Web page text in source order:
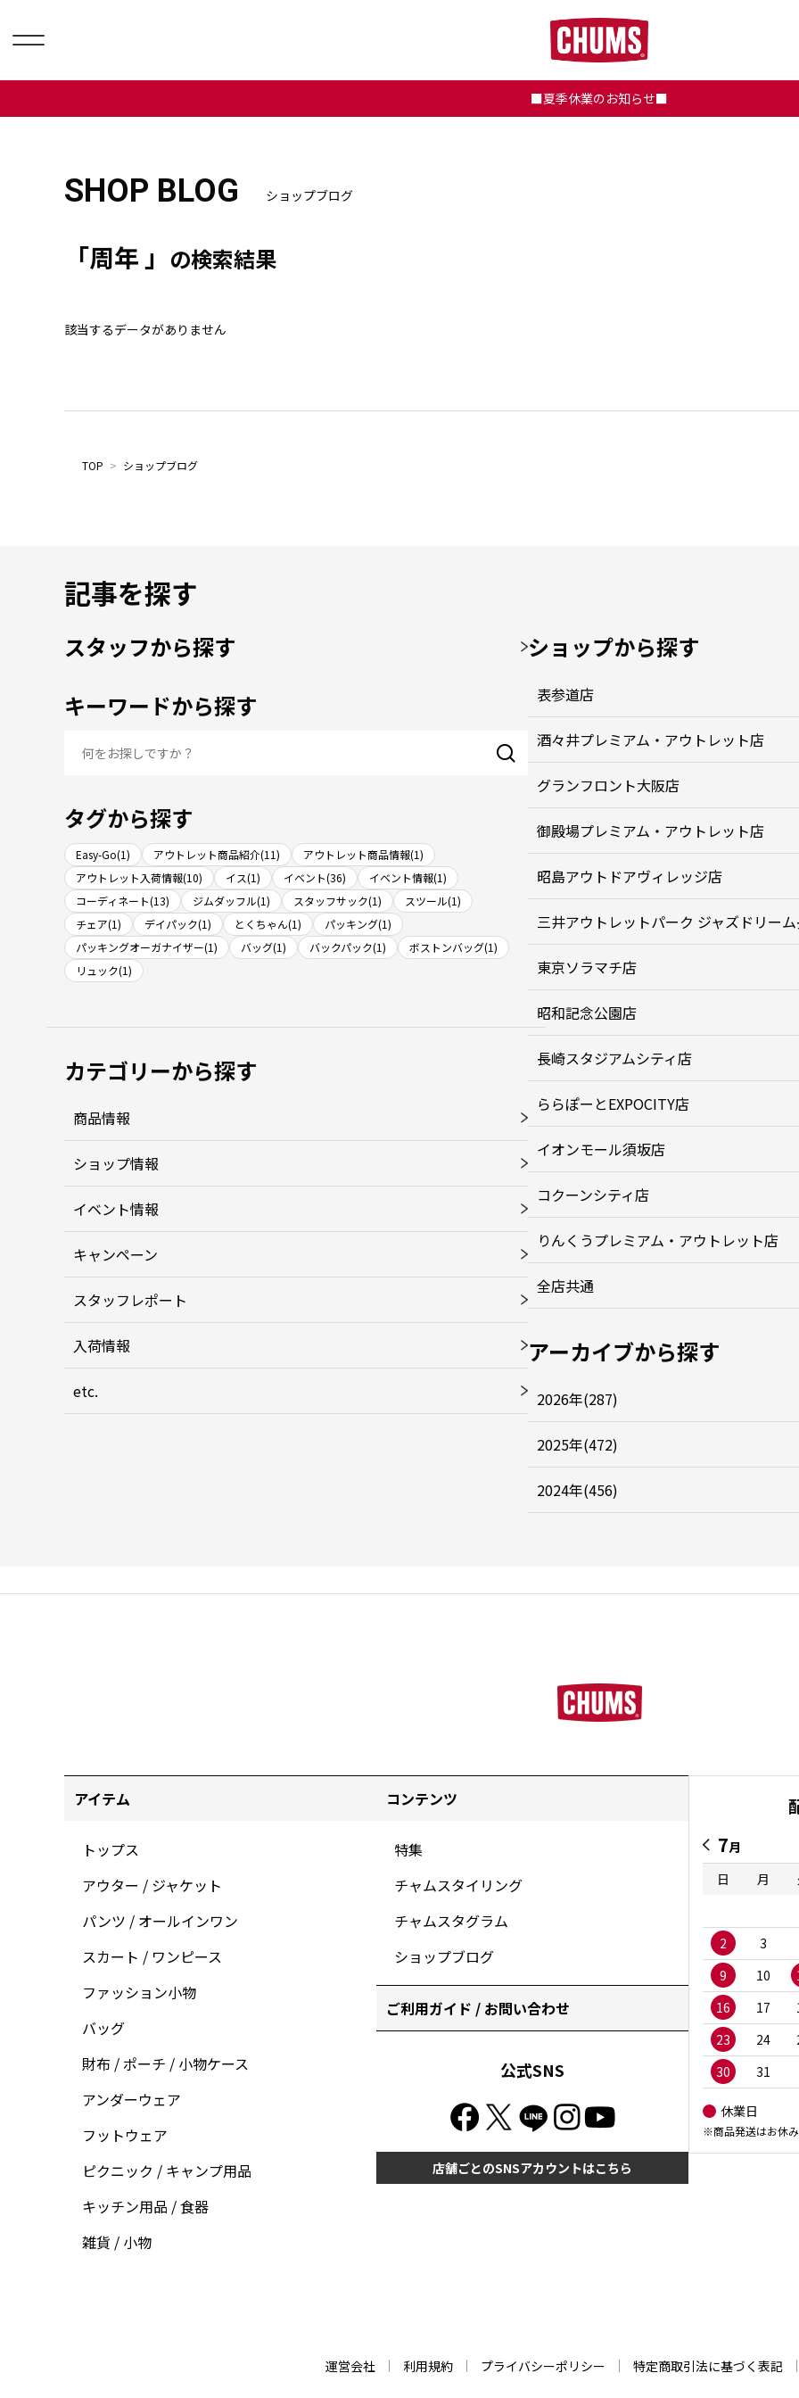
■夏季休業のお知らせ■
SHOP BLOG ショップブログ
「周年 」 の検索結果
該当するデータがありません
TOP > ショップブログ
記事を探す
スタッフから探す
キーワードから探す
タグから探す
Easy-Go(1) アウトレット商品紹介(11)
アウトレット商品情報(1)
アウトレット入荷情報(10)
イス(1) イベント(36)
イベント情報(1)
コーディネート(13)
ジムダッフル(1) スタッフサック(1)
スツール(1)
チェア(1)
デイパック(1) とくちゃん(1)
パッキング(1)
パッキングオーガナイザー(1)
バッグ(1) バックパック(1)
ボストンバッグ(1)
リュック(1)
カテゴリーから探す
商品情報
ショップ情報
イベント情報
キャンペーン
スタッフレポート
入荷情報
etc.
ショップから探す
表参道店
酒々井プレミアム・アウトレット店
グランフロント大阪店
御殿場プレミアム・アウトレット店
昭島アウトドアヴィレッジ店
三井アウトレットパーク ジャズドリー
東京ソラマチ店
昭和記念公園店
長崎スタジアムシティ店
ららぽーとEXPOCITY店
イオンモール須坂店
コクーンシティ店
りんくうプレミアム・アウトレット店
全店共通
アーカイブから探す
2026年(287)
2025年(472)
2024年(456)
アイテム
トップス
アウター / ジャケット
パンツ / オールインワン
スカート / ワンピース
ファッション小物
バッグ
財布 / ポーチ / 小物ケース
アンダーウェア
フットウェア
ピクニック / キャンプ用品
キッチン用品 / 食器
雑貨 / 小物
コンテンツ
特集
チャムスタイリング
チャムスタグラム
ショップブログ
ご利用ガイド / お問い合わせ
公式SNS
店舗ごとのSNSアカウントはこちら
7月
日
月
2
3
9
10
16
17
23
24
30
31
休業日
※商品発送はお休
運営会社 利用規約 プライバシーポリシー 特定商取引法に基づく表記